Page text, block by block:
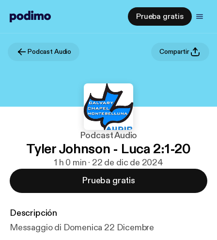
Prueba gratis
Podcast Audio Compartir
Podcast Audio
Tyler Johnson - Luca 2:1-20
1 h 0 min · 22 de dic de 2024
Prueba gratis
Descripción
Messaggio di Domenica 22 Dicembre